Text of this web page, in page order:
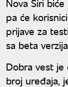
Nova Siri
pa će
prijave za
sa beta
Dobra vest
broj uređaja,